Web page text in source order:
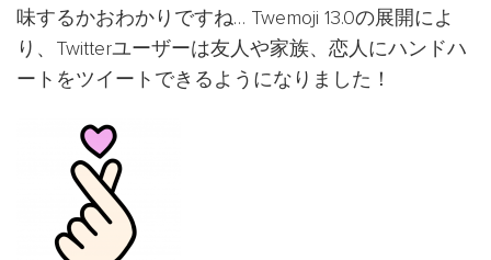
味するかおわかりですね… Twemoji 13.0の展開によ
り、Twitterユーザーは友人や家族、恋人にハンドハ
ートをツイートできるようになりました！